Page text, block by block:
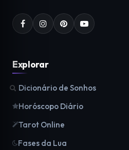
Explorar
Dicionário de Sonhos
Horóscopo Diário
Tarot Online
Fases da Lua